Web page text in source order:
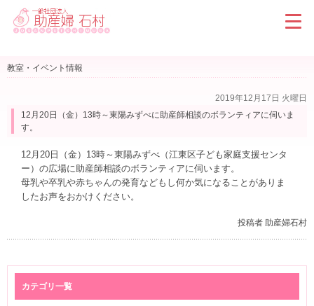
教室・イベント情報
2019年12月17日 火曜日
12月20日（金）13時～東陽みずべに助産師相談のボランティアに伺いま
す。
12月20日（金）13時～東陽みずべ（江東区子ども家庭支援センタ
ー）の広場に助産師相談のボランティアに伺います。
母乳や卒乳や赤ちゃんの発育などもし何か気になることがありま
したお声をおかけください。
投稿者 助産婦石村
カテゴリ一覧